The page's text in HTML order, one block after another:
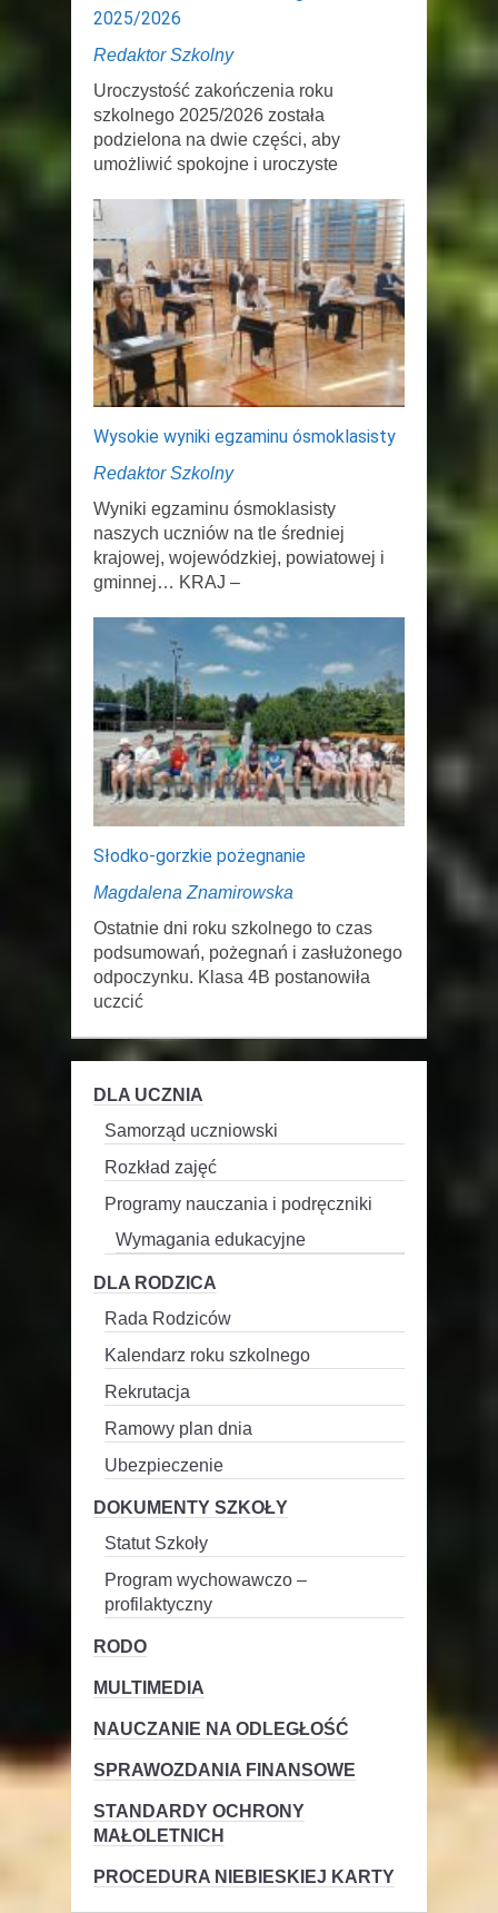
2025/2026
Redaktor Szkolny
Uroczystość zakończenia roku
szkolnego 2025/2026 została
podzielona na dwie części, aby
umożliwić spokojne i uroczyste
Wysokie wyniki egzaminu ósmoklasisty
Redaktor Szkolny
Wyniki egzaminu ósmoklasisty
naszych uczniów na tle średniej
krajowej, wojewódzkiej, powiatowej i
gminnej… KRAJ –
Słodko-gorzkie pożegnanie
Magdalena Znamirowska
Ostatnie dni roku szkolnego to czas
podsumowań, pożegnań i zasłużonego
odpoczynku. Klasa 4B postanowiła
uczcić
DLA UCZNIA
Samorząd uczniowski
Rozkład zajęć
Programy nauczania i podręczniki
Wymagania edukacyjne
DLA RODZICA
Rada Rodziców
Kalendarz roku szkolnego
Rekrutacja
Ramowy plan dnia
Ubezpieczenie
DOKUMENTY SZKOŁY
Statut Szkoły
Program wychowawczo –
profilaktyczny
RODO
MULTIMEDIA
NAUCZANIE NA ODLEGŁOŚĆ
SPRAWOZDANIA FINANSOWE
STANDARDY OCHRONY
MAŁOLETNICH
PROCEDURA NIEBIESKIEJ KARTY